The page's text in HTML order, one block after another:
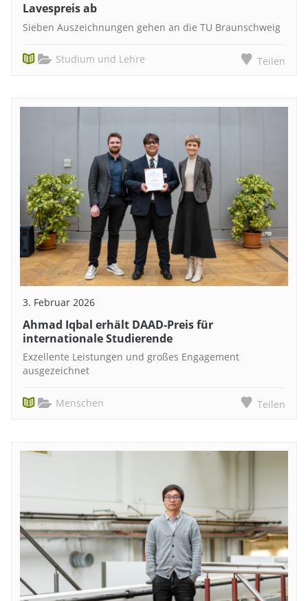
Lavespreis ab
Sieben Auszeichnungen gehen an die TU Braunschweig
Studium und Lehre Teilen
3. Februar 2026
Ahmad Iqbal erhält DAAD-Preis für
internationale Studierende
Exzellente Leistungen und großes Engagement
ausgezeichnet
Menschen Teilen